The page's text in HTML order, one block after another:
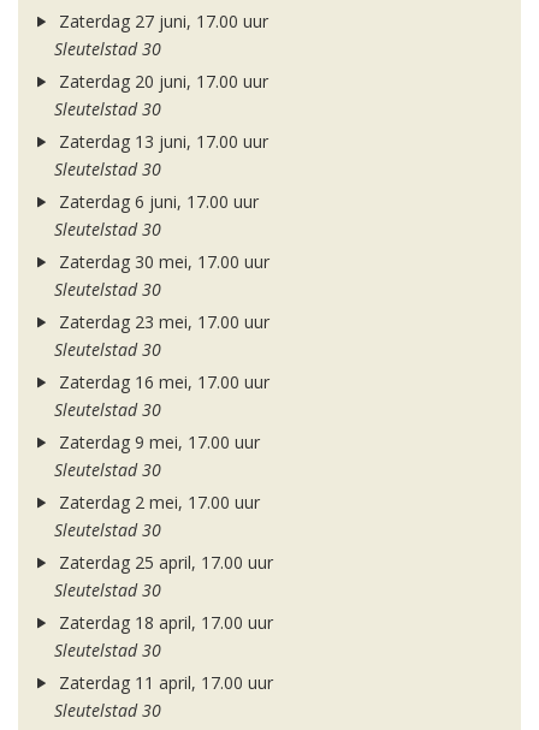
Zaterdag 27 juni, 17.00 uur
Sleutelstad 30
Zaterdag 20 juni, 17.00 uur
Sleutelstad 30
Zaterdag 13 juni, 17.00 uur
Sleutelstad 30
Zaterdag 6 juni, 17.00 uur
Sleutelstad 30
Zaterdag 30 mei, 17.00 uur
Sleutelstad 30
Zaterdag 23 mei, 17.00 uur
Sleutelstad 30
Zaterdag 16 mei, 17.00 uur
Sleutelstad 30
Zaterdag 9 mei, 17.00 uur
Sleutelstad 30
Zaterdag 2 mei, 17.00 uur
Sleutelstad 30
Zaterdag 25 april, 17.00 uur
Sleutelstad 30
Zaterdag 18 april, 17.00 uur
Sleutelstad 30
Zaterdag 11 april, 17.00 uur
Sleutelstad 30